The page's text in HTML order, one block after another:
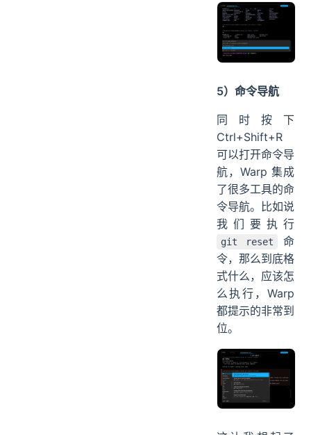
5）命令导航
同时按下
Ctrl+Shift+R
可以打开命令导
航，Warp 集成
了很多工具的命
令导航。比如说
我们要执行
git reset
命
令，那么到底格
式什么，应该怎
么执行，Warp
都提示的非常到
位。